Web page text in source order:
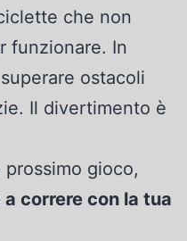
che non
funzionare. In
ostacoli
Il divertimento è
gioco,
correre con la tua